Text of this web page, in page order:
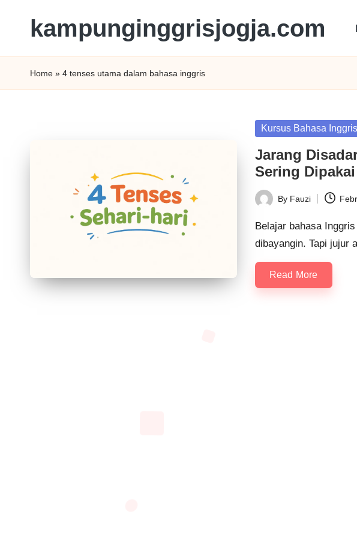
kampunginggrisjogja.com
Home » 4 tenses utama dalam bahasa inggris
Kursus Bahasa
Jarang
Sering
By Fauzi
Belajar bahasa
dibayangin. Tapi jujur
Read More